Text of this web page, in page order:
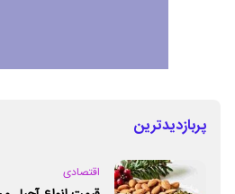
پربازدیدترین
اقتصادی